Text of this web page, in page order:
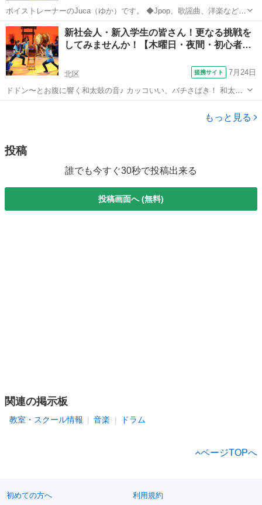
ボイストレーナーのJuca（ゆか）です。 ◆Jpop、歌謡曲、洋楽など
様々なジャンルに対応（※クラシック、声楽以外） ◆レッスンは楽し
くわかりやすく、個々人の目的や状況に合ったものとなることをモッ
トーにしています。 ◆Ju...
東京 小金井市 武蔵小金井駅 ボーカル レッスン
新社会人・新入学生の皆さん！更なる挑戦を
してみませんか！【木曜日・夜間・初心者…
北区 提携サイト 7月24日
ドドン〜とお腹に響く和太鼓の音♪ カッコいい、バチさばき！ 和太鼓
を打つ【凛】とした姿に憧れませんか？ 「体力に自信がないし、リズ
ム感がないかも知れない、年齢的にも…」そんな心配はいりません。
もっと見る
投稿
誰でも今すぐ30秒で投稿出来る
投稿画面へ (無料)
関連の掲示板
教室・スクール情報 音楽 ドラム
ページTOPへ
初めての方へ 利用規約